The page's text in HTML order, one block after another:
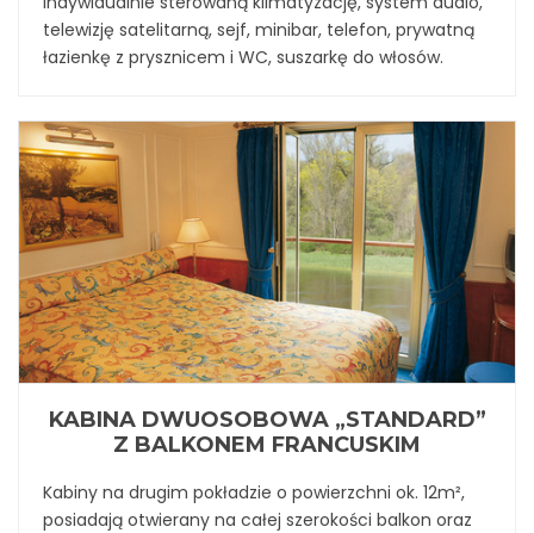
telewizję satelitarną, sejf, minibar, telefon, prywatną
łazienkę z prysznicem i WC, suszarkę do włosów.
KABINA DWUOSOBOWA „STANDARD”
Z BALKONEM FRANCUSKIM
Kabiny na drugim pokładzie o powierzchni ok. 12m²,
posiadają otwierany na całej szerokości balkon oraz